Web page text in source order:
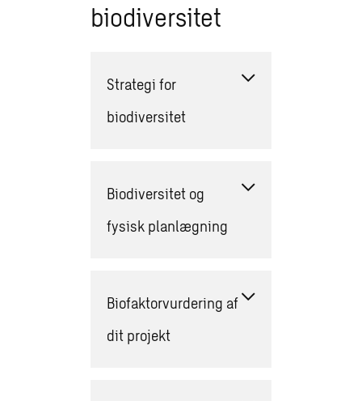
biodiversitet
Strategi for
biodiversitet
Biodiversitet og
fysisk planlægning
Biofaktorvurdering af
dit projekt